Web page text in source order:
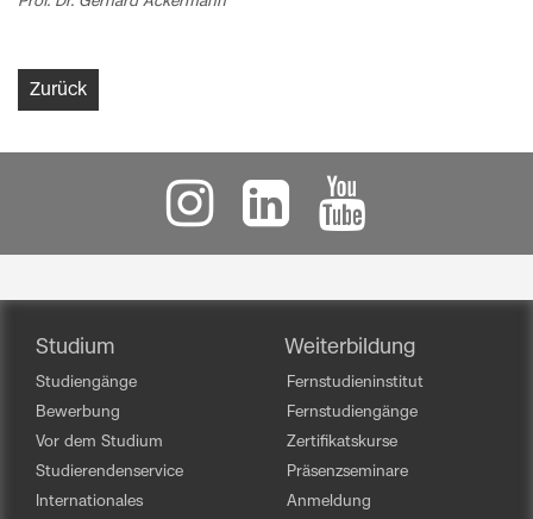
Zurück
Studium
Studiengänge
Bewerbung
Vor dem Studium
Studierendenservice
Internationales
Weiterbildung
Fernstudieninstitut
Fernstudiengänge
Zertifikatskurse
Präsenzseminare
Anmeldung